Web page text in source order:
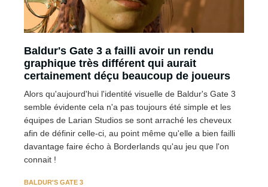
Baldur's Gate 3 a failli avoir un rendu
graphique très différent qui aurait
certainement déçu beaucoup de joueurs
Alors qu'aujourd'hui l'identité visuelle de Baldur's Gate 3
semble évidente cela n'a pas toujours été simple et les
équipes de Larian Studios se sont arraché les cheveux
afin de définir celle-ci, au point même qu'elle a bien failli
davantage faire écho à Borderlands qu'au jeu que l'on
connait !
BALDUR'S GATE 3